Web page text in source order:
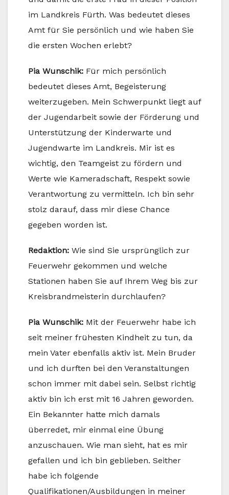
im Landkreis Fürth. Was bedeutet dieses
Amt für Sie persönlich und wie haben Sie
die ersten Wochen erlebt?
Pia Wunschik: Für mich persönlich
bedeutet dieses Amt, Begeisterung
weiterzugeben. Mein Schwerpunkt liegt auf
der Jugendarbeit sowie der Förderung und
Unterstützung der Kinderwarte und
Jugendwarte im Landkreis. Mir ist es
wichtig, den Teamgeist zu fördern und
Werte wie Kameradschaft, Respekt sowie
Verantwortung zu vermitteln. Ich bin sehr
stolz darauf, dass mir diese Chance
gegeben worden ist.
Redaktion: Wie sind Sie ursprünglich zur
Feuerwehr gekommen und welche
Stationen haben Sie auf Ihrem Weg bis zur
Kreisbrandmeisterin durchlaufen?
Pia Wunschik: Mit der Feuerwehr habe ich
seit meiner frühesten Kindheit zu tun, da
mein Vater ebenfalls aktiv ist. Mein Bruder
und ich durften bei den Veranstaltungen
schon immer mit dabei sein. Selbst richtig
aktiv bin ich erst mit 16 Jahren geworden.
Ein Bekannter hatte mich damals
überredet, mir einmal eine Übung
anzuschauen. Wie man sieht, hat es mir
gefallen und ich bin geblieben. Seither
habe ich folgende
Qualifikationen/Ausbildungen in meiner